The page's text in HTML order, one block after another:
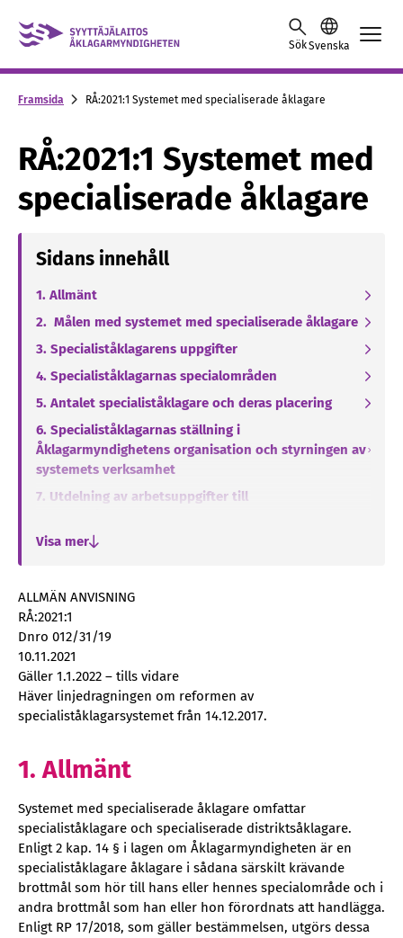
Skip to content -saavutettavuusohje
SökSvenska
Framsida RÅ:2021:1 Systemet med specialiserade åklagare
RÅ:2021:1 Systemet med
specialiserade åklagare
Sidans innehåll
1. Allmänt
2. Målen med systemet med specialiserade åklagare
3. Specialiståklagarens uppgifter
4. Specialiståklagarnas specialområden
5. Antalet specialiståklagare och deras placering
6. Specialiståklagarnas ställning i
Åklagarmyndighetens organisation och styrningen av
systemets verksamhet
7. Utdelning av arbetsuppgifter till
verksamheten
8. Statsåklagarna som ansvarar för specialområdena
9. Kompetensutveckling och -ledning
10. Riksomfattande administrering och rapportering
av systemet med specialiserade åklagare
Visa mer
ALLMÄN ANVISNING
RÅ:2021:1
Dnro 012/31/19
10.11.2021
Gäller 1.1.2022 – tills vidare
Häver linjedragningen om reformen av
specialiståklagarsystemet från 14.12.2017.
1. Allmänt
Systemet med specialiserade åklagare omfattar
specialiståklagare och specialiserade distriktsåklagare.
Enligt 2 kap. 14 § i lagen om Åklagarmyndigheten är en
specialiståklagare åklagare i sådana särskilt krävande
brottmål som hör till hans eller hennes specialområde och i
andra brottmål som han eller hon förordnats att handlägga.
Enligt RP 17/2018, som gäller bestämmelsen, utgörs dessa